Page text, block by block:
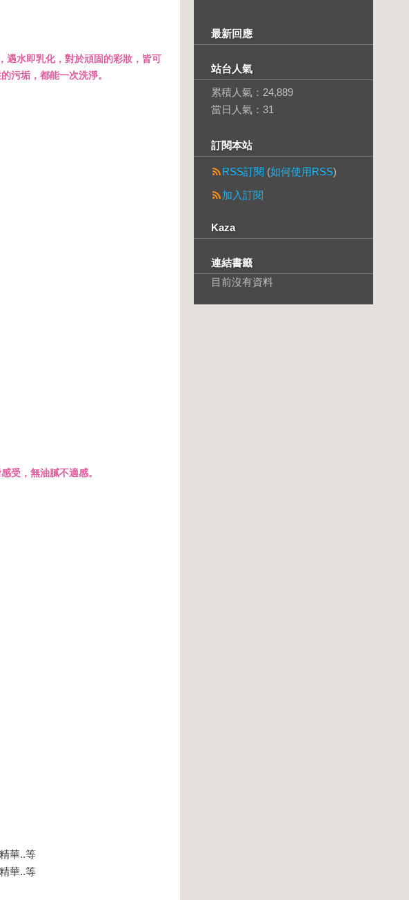
遇水即乳化，對於頑固的彩妝，皆可
污垢，都能一次洗淨。
受，無油膩不適感。
華..等
華..等
最新回應
站台人氣
累積人氣： 24,889
當日人氣： 31
訂閱本站
RSS訂閱 (如何使用RSS)
加入訂閱
Kaza
連結書籤
目前沒有資料